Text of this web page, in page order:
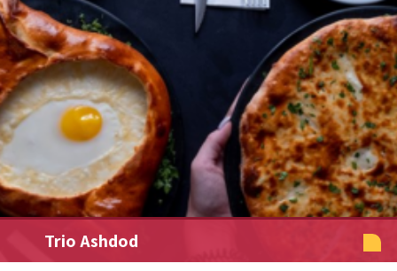
Trio Ashdod